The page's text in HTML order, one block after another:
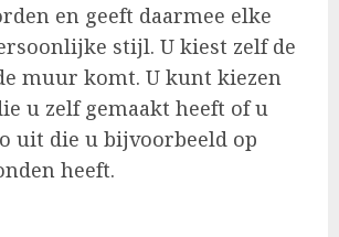
en geeft daarmee elke
stijl. U kiest zelf de
muur komt. U kunt kiezen
u zelf gemaakt heeft of u
uit die u bijvoorbeeld op
heeft.